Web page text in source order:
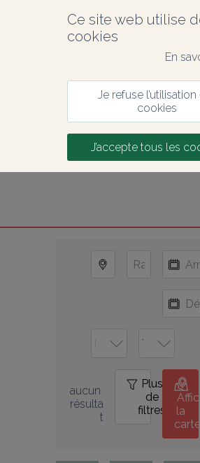
Ce site web utilise
cookies
En
Je refuse
cookies
J’accepte tous les
aucun
résulta
t
Plus
de
filtres
la
carte